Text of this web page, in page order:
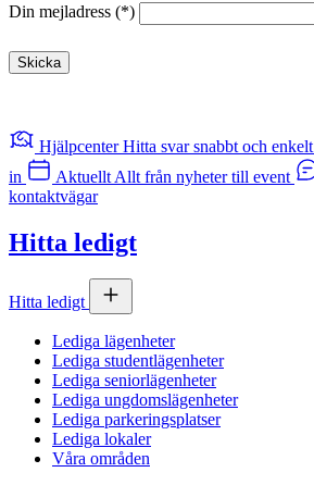
Din mejladress
Skicka
Hjälpcenter Hitta svar snabbt och enkelt
in
Aktuellt Allt från nyheter till event
kontaktvägar
Hitta ledigt
Hitta ledigt
Lediga lägenheter
Lediga studentlägenheter
Lediga seniorlägenheter
Lediga ungdomslägenheter
Lediga parkeringsplatser
Lediga lokaler
Våra områden